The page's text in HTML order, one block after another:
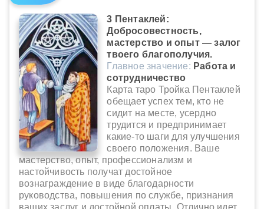
3 Пентаклей:
Добросовестность,
мастерство и опыт — залог
твоего благополучия.
Главное значение: Работа и
сотрудничество
Карта таро Тройка Пентаклей
обещает успех тем, кто не
сидит на месте, усердно
трудится и предпринимает
какие-то шаги для улучшения
своего положения. Ваше
мастерство, опыт, профессионализм и
настойчивость получат достойное
вознаграждение в виде благодарности
руководства, повышения по службе, признания